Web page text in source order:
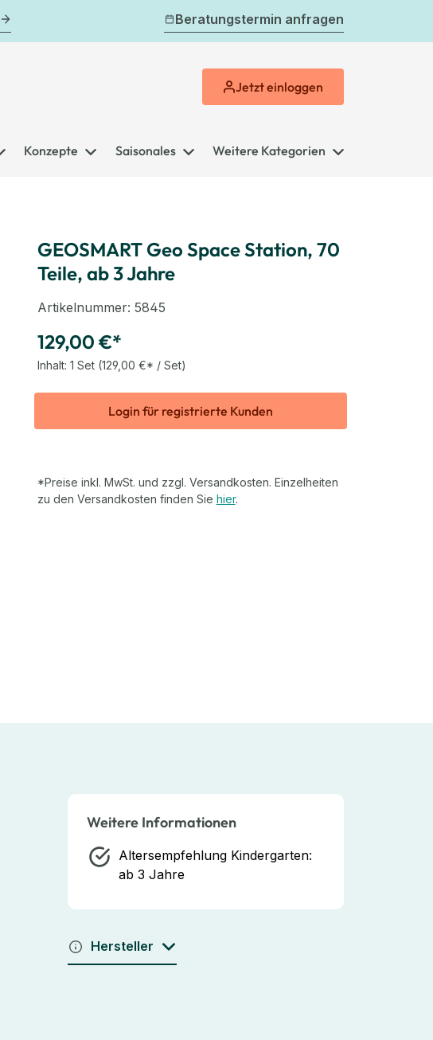
Beratungstermin anfragen
Jetzteinloggen
Konzepte Saisonales Weitere Kategorien
GEOSMART Geo Space Station, 70
Teile, ab 3 Jahre
Artikelnummer: 5845
129,00 €*
Inhalt: 1 Set (129,00 €* / Set)
Login für registrierte Kunden
*Preise inkl. MwSt. und zzgl. Versandkosten. Einzelheiten
zu den Versandkosten finden Sie hier.
Weitere Informationen
Altersempfehlung Kindergarten:
ab 3 Jahre
Hersteller